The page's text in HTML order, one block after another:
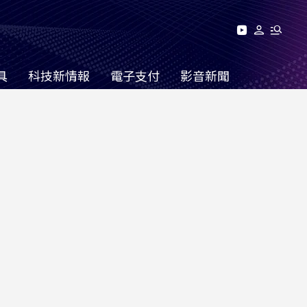
科技新情報 電子支付 影音新聞